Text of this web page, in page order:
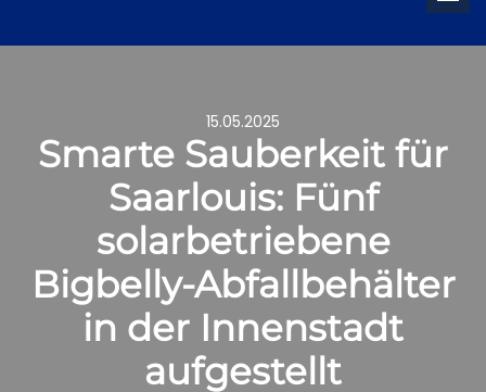
15.05.2025
Smarte Sauberkeit für
Saarlouis: Fünf
solarbetriebene
Bigbelly-Abfallbehälter
in der Innenstadt
aufgestellt